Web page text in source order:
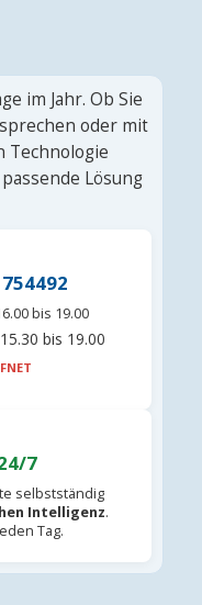
im Jahr. Ob Sie
oder mit
Lösung
bis 19.00
bis 19.00
7
selbstständig
Intelligenz.
Tag.